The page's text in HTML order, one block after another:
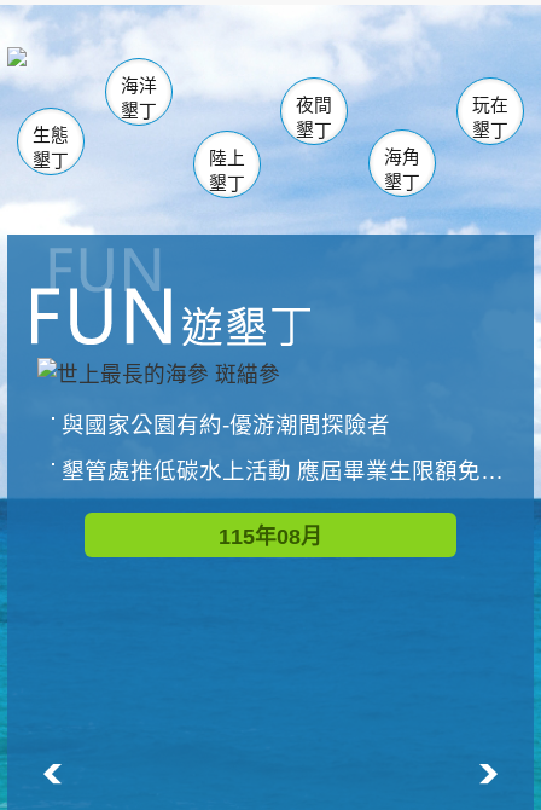
南仁湖
海生館
恆春 佳樂水
龍鑾潭自然中心 森林遊樂區
瓊麻館
關山 墾管處遊客中心
社頂公園 風吹沙
船帆石
白砂 龍磐公園
香蕉灣
砂島
鵝鑾鼻
生態
墾丁
海洋
墾丁
陸上
墾丁
夜間
墾丁
海角
墾丁
玩在
墾丁
與國家公園有約-優游潮間探險者
墾管處推低碳水上活動 應屆畢業生限額免費參加
115年08月